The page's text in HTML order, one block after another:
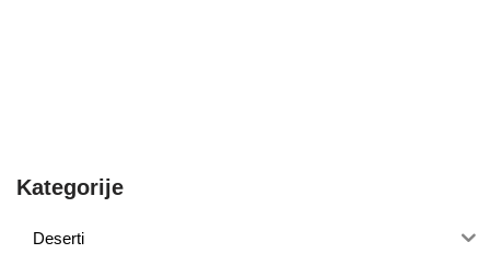
Kategorije
Deserti